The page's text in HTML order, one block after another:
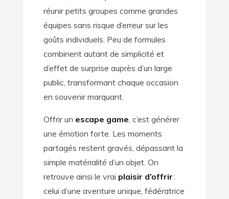
réunir petits groupes comme grandes
équipes sans risque d’erreur sur les
goûts individuels. Peu de formules
combinent autant de simplicité et
d’effet de surprise auprès d’un large
public, transformant chaque occasion
en souvenir marquant.
Offrir un escape game , c’est générer
une émotion forte. Les moments
partagés restent gravés, dépassant la
simple matérialité d’un objet. On
retrouve ainsi le vrai plaisir d’offrir:
celui d’une aventure unique, fédératrice